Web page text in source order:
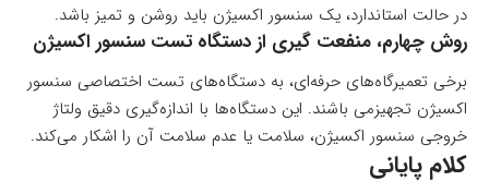
در حالت استاندارد، یک سنسور اکسیژن باید روشن و تمیز باشد.
روش چهارم، منفعت گیری از دستگاه تست سنسور اکسیژن
برخی تعمیرگاه‌های حرفه‌ای، به دستگاه‌های تست اختصاصی سنسور
اکسیژن تجهیزمی باشند. این دستگاه‌ها با اندازه‌گیری دقیق ولتاژ
خروجی سنسور اکسیژن، سلامت یا عدم سلامت آن را اشکار می‌کند.
کلام پایانی